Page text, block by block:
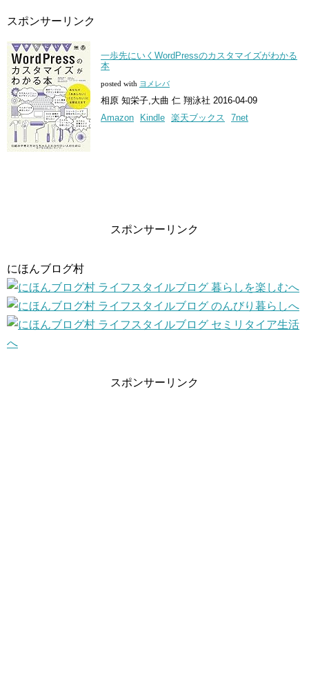
スポンサーリンク
一歩先にいくWordPressのカスタマイズがわかる
本
posted with ヨメレバ
相原 知栄子,大曲 仁 翔泳社 2016-04-09
Amazon
Kindle 楽天ブックス 7net
スポンサーリンク
にほんブログ村
スポンサーリンク